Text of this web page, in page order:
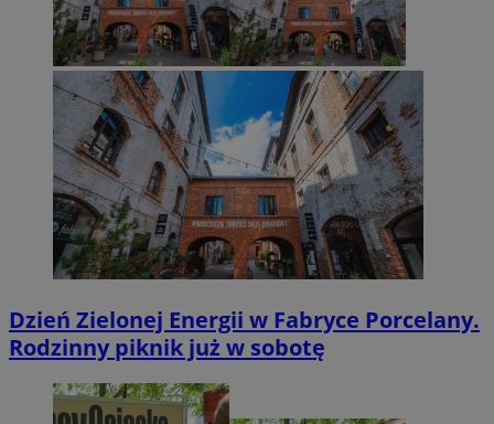
Dzień Zielonej Energii w Fabryce Porcelany.
Rodzinny piknik już w sobotę